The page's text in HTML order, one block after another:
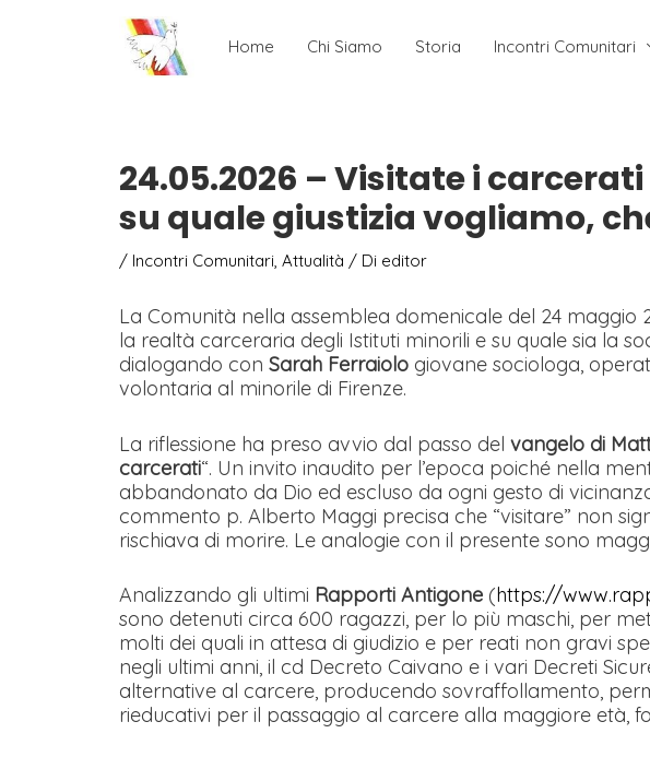
Home Chi Siamo Storia Incontri Comunitari
24.05.2026 – Visitate i
su quale giustizia vogliamo,
/ Incontri Comunitari, Attualità / Di editor
La Comunità nella assemblea domenicale del 24 maggio
la realtà carceraria degli Istituti minorili e su quale sia la
dialogando con Sarah Ferraiologiovane sociologa,
volontaria al minorile di Firenze.
La riflessione ha preso avvio dal passo del vangelo di
carcerati“. Un invito inaudito per l’epoca poiché nella
abbandonato da Dio ed escluso da ogni gesto di
commento p. Alberto Maggi precisa che “visitare” non
rischiava di morire. Le analogie con il presente sono
Analizzando gli ultimi Rapporti Antigone(https://
sono detenuti circa 600 ragazzi, per lo più maschi, per
molti dei quali in attesa di giudizio e per reati non gravi
negli ultimi anni, il cd Decreto Caivano e i vari Decreti
alternative al carcere, producendo sovraffollamento,
rieducativi per il passaggio al carcere alla maggiore età,